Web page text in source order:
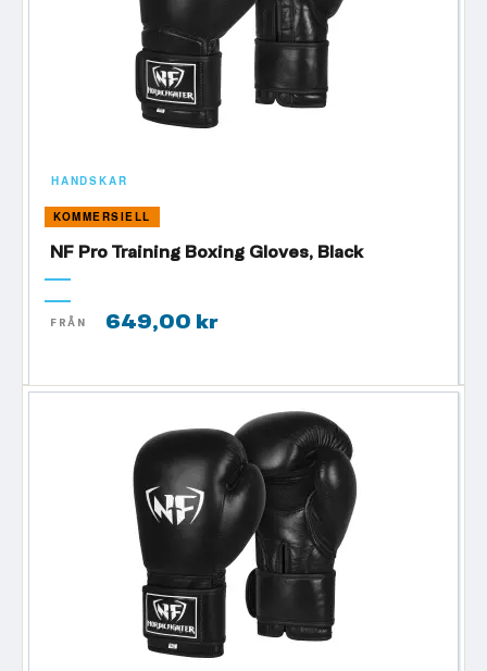
HANDSKAR
KOMMERSIELL
NF Pro Training Boxing Gloves, Black
FRÅN 649,00 kr